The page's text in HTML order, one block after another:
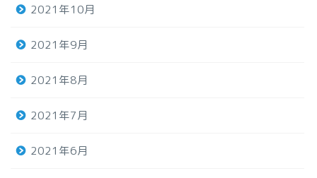
2021年10月
2021年9月
2021年8月
2021年7月
2021年6月